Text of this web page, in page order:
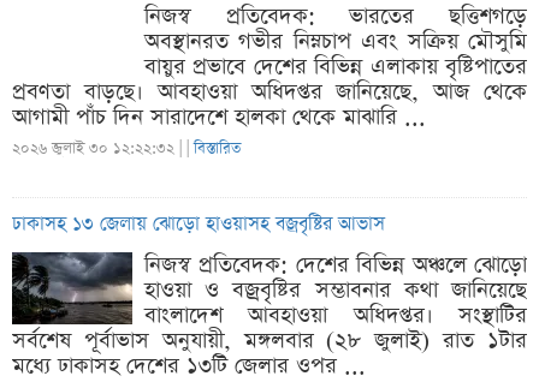
নিজস্ব প্রতিবেদক: ভারতের ছত্তিশগড়ে
অবস্থানরত গভীর নিম্নচাপ এবং সক্রিয় মৌসুমি
বায়ুর প্রভাবে দেশের বিভিন্ন এলাকায় বৃষ্টিপাতের
প্রবণতা বাড়ছে। আবহাওয়া অধিদপ্তর জানিয়েছে, আজ থেকে
আগামী পাঁচ দিন সারাদেশে হালকা থেকে মাঝারি ...
২০২৬ জুলাই ৩০ ১২:২২:৩২ | |বিস্তারিত
ঢাকাসহ ১৩ জেলায় ঝোড়ো হাওয়াসহ বজ্রবৃষ্টির আভাস
নিজস্ব প্রতিবেদক: দেশের বিভিন্ন অঞ্চলে ঝোড়ো
হাওয়া ও বজ্রবৃষ্টির সম্ভাবনার কথা জানিয়েছে
বাংলাদেশ আবহাওয়া অধিদপ্তর। সংস্থাটির
সর্বশেষ পূর্বাভাস অনুযায়ী, মঙ্গলবার (২৮ জুলাই) রাত ১টার
মধ্যে ঢাকাসহ দেশের ১৩টি জেলার ওপর ...